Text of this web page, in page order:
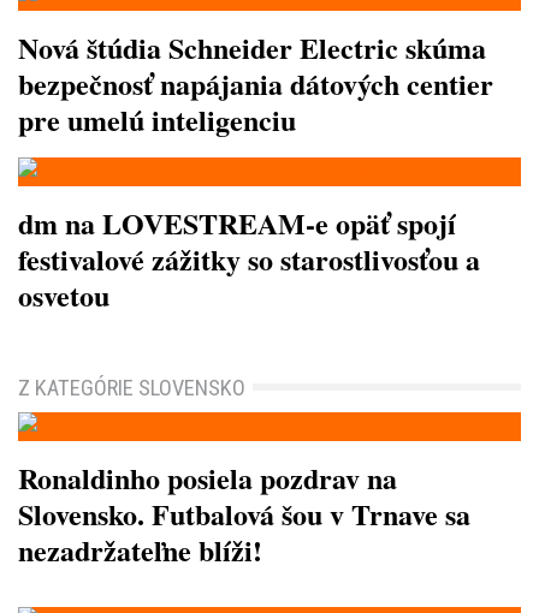
Nová štúdia Schneider Electric skúma
bezpečnosť napájania dátových centier
pre umelú inteligenciu
dm na LOVESTREAM-e opäť spojí
festivalové zážitky so starostlivosťou a
osvetou
Z KATEGÓRIE SLOVENSKO
Ronaldinho posiela pozdrav na
Slovensko. Futbalová šou v Trnave sa
nezadržateľne blíži!